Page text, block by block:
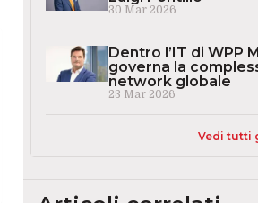
30 Mar 2026
Dentro l’IT di WPP
governa la
network globale
23 Mar 2026
Vedi tutti